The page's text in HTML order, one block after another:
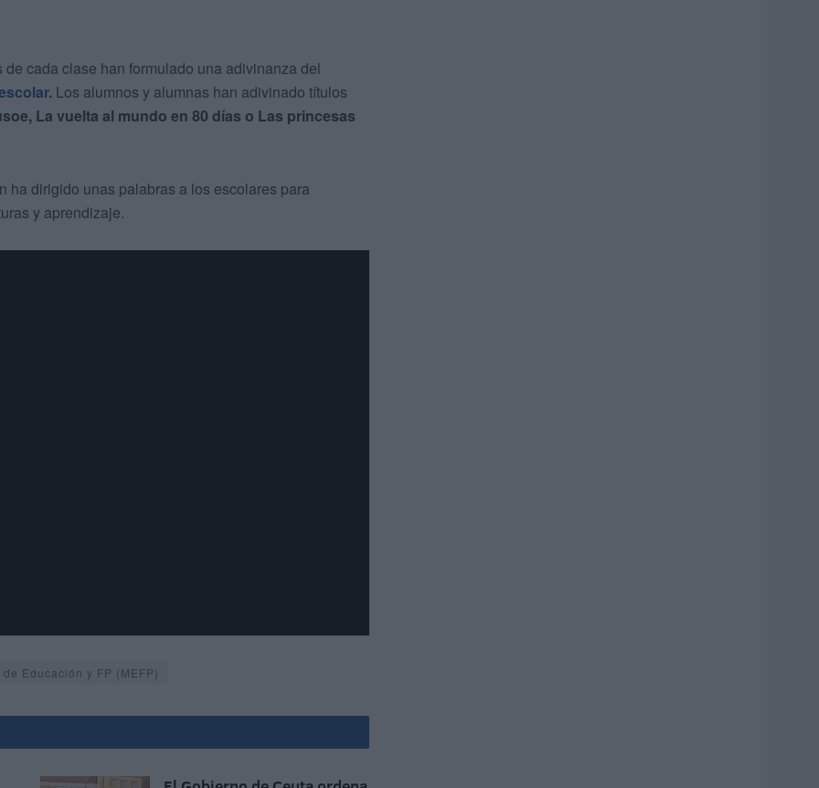
cada clase han formulado una adivinanza del
. Los alumnos y alumnas han adivinado títulos
La vuelta al mundo en 80 días o Las princesas
dirigido unas palabras a los escolares para
y aprendizaje.
Educación y FP (MEFP)